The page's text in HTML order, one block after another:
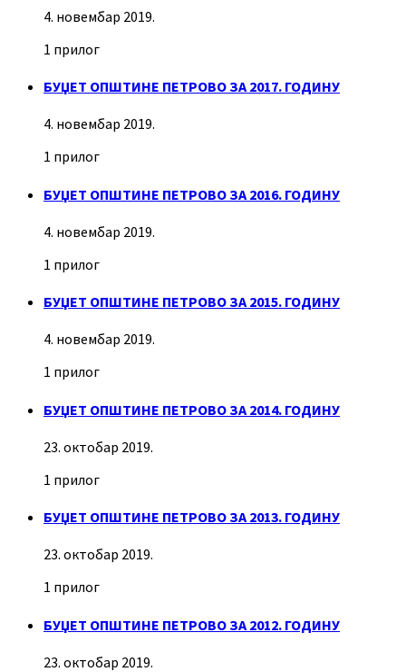
4. новембар 2019.
1 прилог
БУЏЕТ ОПШТИНЕ ПЕТРОВО ЗА 2017. ГОДИНУ
4. новембар 2019.
1 прилог
БУЏЕТ ОПШТИНЕ ПЕТРОВО ЗА 2016. ГОДИНУ
4. новембар 2019.
1 прилог
БУЏЕТ ОПШТИНЕ ПЕТРОВО ЗА 2015. ГОДИНУ
4. новембар 2019.
1 прилог
БУЏЕТ ОПШТИНЕ ПЕТРОВО ЗА 2014. ГОДИНУ
23. октобар 2019.
1 прилог
БУЏЕТ ОПШТИНЕ ПЕТРОВО ЗА 2013. ГОДИНУ
23. октобар 2019.
1 прилог
БУЏЕТ ОПШТИНЕ ПЕТРОВО ЗА 2012. ГОДИНУ
23. октобар 2019.